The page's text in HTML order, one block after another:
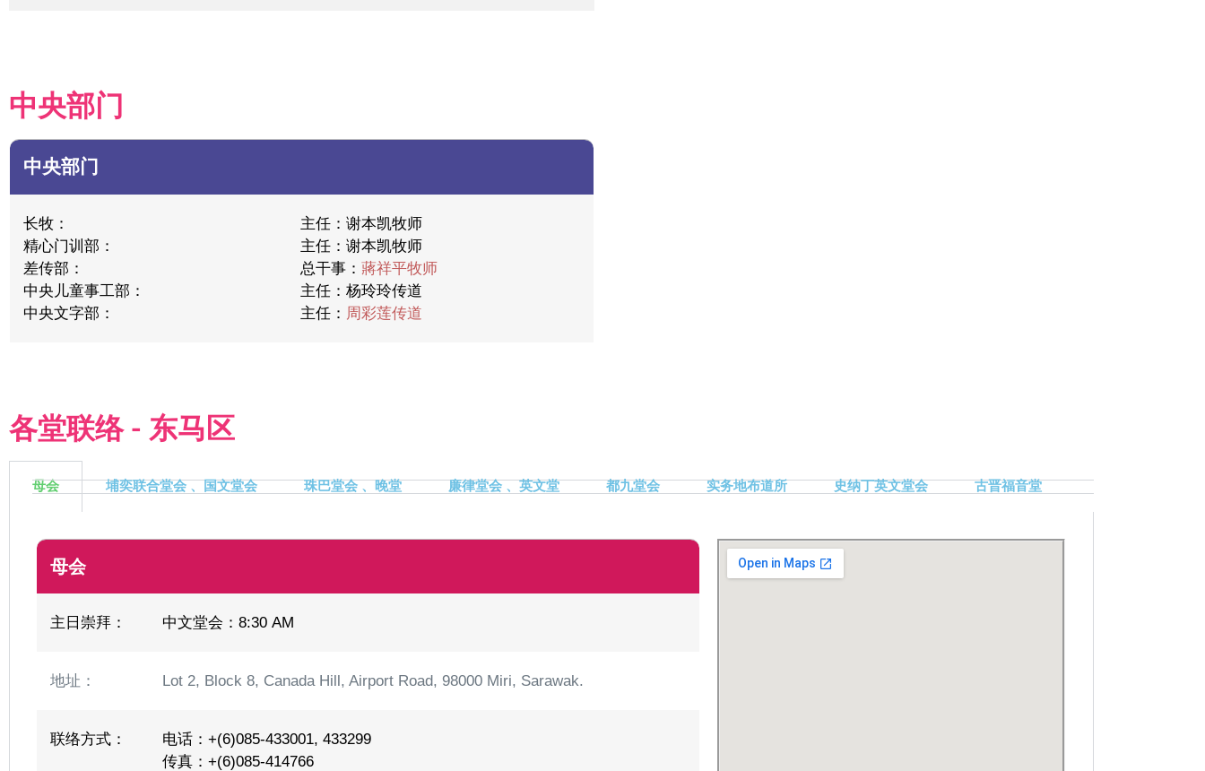
中央部门
中央部门
长牧：
精心门训部：
差传部：
中央儿童事工部：
中央文字部：
主任：谢本凯牧师
主任：谢本凯牧师
总干事： 蔣祥平牧师
主任：杨玲玲传道
主任： 周彩莲传道
各堂联络 - 东马区
母会 埔奕联合堂会 、国文堂会 珠巴堂会 、晚堂 廉律堂会 、英文堂 都九堂会 实务地布道所 史纳丁英文堂会 古晋福音堂
母会
主日崇拜： 中文堂会：8:30 AM
地址： Lot 2, Block 8, Canada Hill, Airport Road, 98000 Miri, Sarawak.
联络方式：
电话：+(6)085-433001, 433299
传真：+(6)085-414766